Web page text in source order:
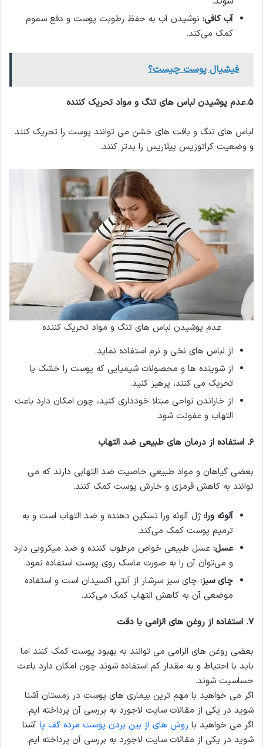
آب کافی: نوشیدن آب به حفظ رطوبت پوست و دفع سموم
کمک می‌کند.
فیشیال پوست چیست؟
۵.عدم پوشیدن لباس های تنگ و مواد تحریک کننده
لباس های تنگ و بافت های خشن می توانند پوست را تحریک کنند
و وضعیت کراتوزیس پیلاریس را بدتر کنند.
عدم پوشیدن لباس های تنگ و مواد تحریک کننده
از لباس های نخی و نرم استفاده نماید.
از شوینده ها و محصولات شیمیایی که پوست را خشک یا
تحریک می کنند، پرهیز کنید.
از خاراندن نواحی مبتلا خودداری کنید، چون امکان دارد باعث
التهاب و عفونت شود.
۶. استفاده از درمان های طبیعی ضد التهاب
بعضی گیاهان و مواد طبیعی خاصیت ضد التهابی دارند که می
توانند به کاهش قرمزی و خارش پوست کمک کنند.
آلوئه ورا: ژل آلوئه ورا تسکین دهنده و ضد التهاب است و به
ترمیم پوست کمک می‌کند.
عسل: عسل طبیعی خواص مرطوب کننده و ضد میکروبی دارد
و می‌توان آن را به صورت ماسک روی پوست استفاده نمود.
چای سبز: چای سبز سرشار از آنتی اکسیدان است و استفاده
موضعی آن به کاهش التهاب کمک می‌کند.
۷. استفاده از روغن های الزامی با دقت
بعضی روغن های الزامی می توانند به بهبود پوست کمک کنند اما
باید با احتیاط و به مقدار کم استفاده شوند چون امکان دارد باعث
حساسیت شوند.
اگر می خواهید با مهم ترین بیماری های پوست در زمستان آشنا
شوید در یکی از مقالات سایت لاجورد به بررسی آن پرداخته ایم.
اگر می خواهید با روش های از بین بردن پوست مرده کف پا آشنا
شوید در یکی از مقالات سایت لاجورد به بررسی آن پرداخته ایم.